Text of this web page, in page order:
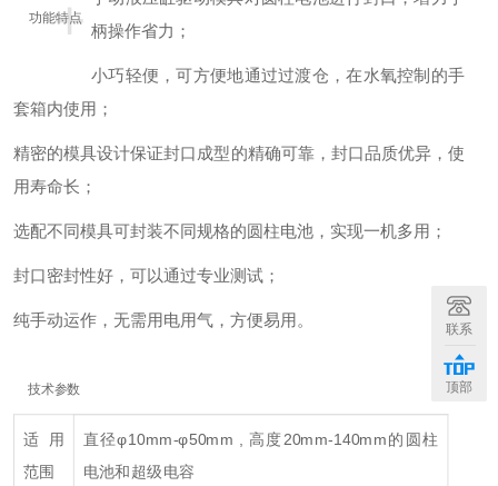
+
功能特点
柄操作省力；
小巧轻便，可方便地通过过渡仓，在水氧控制的手
套箱内使用；
精密的模具设计保证封口成型的精确可靠，封口品质优异，使
用寿命长；
选配不同模具可封装不同规格的圆柱电池，实现一机多用；
封口密封性好，可以通过专业测试；
纯手动运作，无需用电用气，方便易用。
技术参数
适用
范围
直径φ10mm-φ50mm , 高度20mm-140mm的圆柱
电池和超级电容
联系
顶部